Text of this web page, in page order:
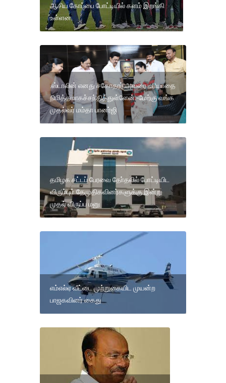
ஆசிய கோப்பை போட்டியில் களம் இறங்கி
உள்ளன.
.ஸ்டாலின் எனது சகோதரர்.அவரை மரியாதை
நிமித்தமாகச்சந்தித்துள்ளேன்.-மேற்கு வங்க
முதல்வர் மம்தா பானர்ஜி
தமிழக சட்டப் பேரவை தோ்தலில் போட்டியிட
விரும்பும் தேமுதிகவினர்களுக்கு இன்று
முதல் விருப்ப மனு
எம்எல்ஏ வீட்டை முற்றுகையிட முயன்ற
பாஜகவினர் கைது